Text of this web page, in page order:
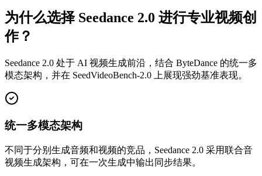
为什么选择 Seedance 2.0 进行专业视频创
作？
Seedance 2.0 处于 AI 视频生成前沿，结合 ByteDance 的统一多
模态架构，并在 SeedVideoBench-2.0 上展现强劲基准表现。
统一多模态架构
不同于分别生成音频和视频的竞品，Seedance 2.0 采用联合音
视频生成架构，可在一次生成中输出同步结果。